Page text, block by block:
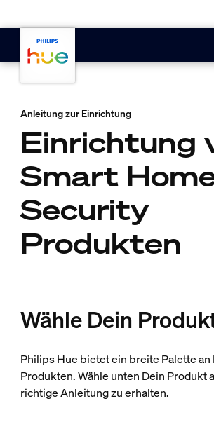
Anleitung zur Einrichtung
Einrichtung
Smart
Security
Produkten
Wähle Dein
Philips Hue bietet ein breite Palette
Produkten. Wähle unten Dein Produkt
richtige Anleitung zu erhalten.